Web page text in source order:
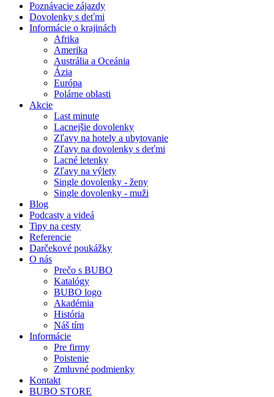
Poznávacie zájazdy
Dovolenky s deťmi
Informácie o krajinách
Afrika
Amerika
Austrália a Oceánia
Ázia
Európa
Polárne oblasti
Akcie
Last minute
Lacnejšie dovolenky
Zľavy na hotely a ubytovanie
Zľavy na dovolenky s deťmi
Lacné letenky
Zľavy na výlety
Single dovolenky - ženy
Single dovolenky - muži
Blog
Podcasty a videá
Tipy na cesty
Referencie
Darčekové poukážky
O nás
Prečo s BUBO
Katalógy
BUBO logo
Akadémia
História
Náš tím
Informácie
Pre firmy
Poistenie
Zmluvné podmienky
Kontakt
BUBO STORE